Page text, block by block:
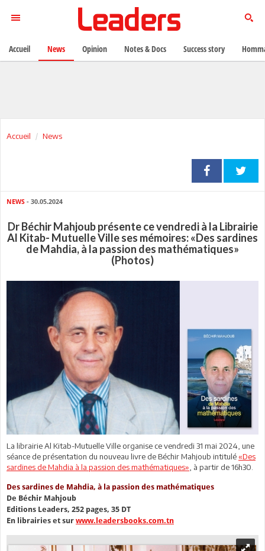
Accueil News
NEWS - 30.05.2024
Dr Béchir Mahjoub présente ce vendredi à la Librairie
Al Kitab- Mutuelle Ville ses mémoires: «Des sardines
de Mahdia, à la passion des mathématiques»
(Photos)
La librairie Al Kitab-Mutuelle Ville organise ce vendredi 31 mai 2024, une
séance de présentation du nouveau livre de Béchir Mahjoub intitulé«Des
sardines de Mahdia à la passion des mathématiques» , à partir de 16h30.
Des sardines de Mahdia, à la passion des mathématiques
De Béchir Mahjoub
Editions Leaders, 252 pages, 35 DT
En librairies et sur www.leadersbooks.com.tn
Accueil News Opinion Notes & Docs Success story